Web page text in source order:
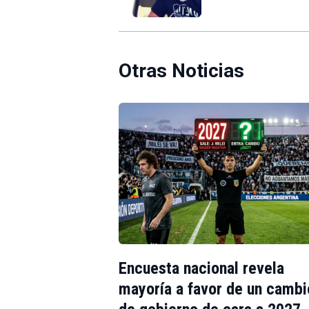
Otras Noticias
Encuesta nacional revela
mayoría a favor de un